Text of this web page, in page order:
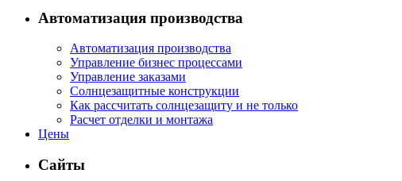
Автоматизация производства
Автоматизация производства
Управление бизнес процессами
Управление заказами
Солнцезащитные конструкции
Как рассчитать солнцезащиту и не только
Расчет отделки и монтажа
Цены
Сайты